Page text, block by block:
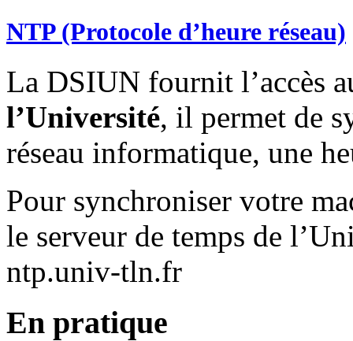
NTP (Protocole d’heure réseau)
La DSIUN fournit l’accès
l’Université, il permet de
réseau informatique, une
Pour synchroniser votre
le serveur de temps de
ntp.univ-tln.fr
En pratique